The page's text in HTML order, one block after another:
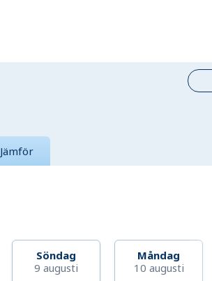
Jämför
Söndag
9 augusti
Måndag
10 augusti